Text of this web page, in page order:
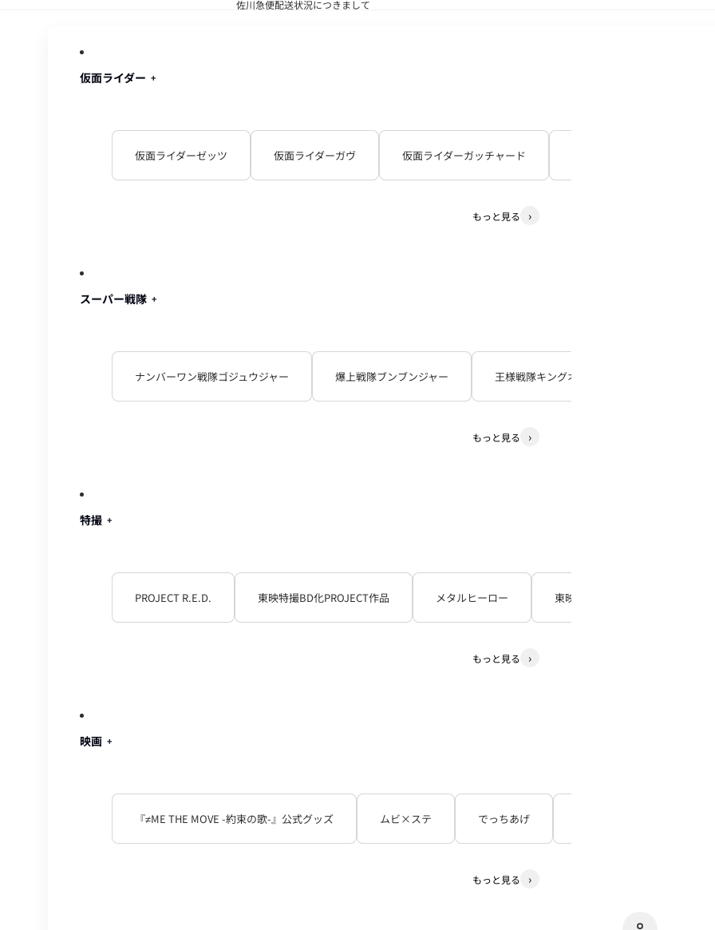
佐川急便配送状況につきまして
佐川急便配送状況につきまして
仮面ライダー
仮面ライダーゼッツ 仮面ライダーガヴ 仮面ライダーガッチャード
もっと見る
スーパー戦隊
ナンバーワン戦隊ゴジュウジャー 爆上戦隊ブンブンジャー 王様戦隊キングオージャー
もっと見る
特撮
PROJECT R.E.D. 東映特撮BD化PROJECT作品 メタルヒーロー 東映TV特撮シリーズ
もっと見る
映画
『≠ME THE MOVE -約束の歌-』公式グッズ ムビ×ステ でっちあげ
もっと見る